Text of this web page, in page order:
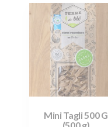
Mini Tagli 500 G